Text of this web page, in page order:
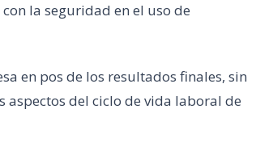
la seguridad en el uso de
en pos de los resultados finales, sin
del ciclo de vida laboral de